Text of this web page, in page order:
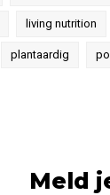
living nutrition
plantaardig
Meld